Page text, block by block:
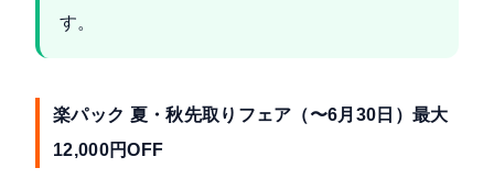
す。
楽パック 夏・秋先取りフェア（〜6月30日）最大
12,000円OFF